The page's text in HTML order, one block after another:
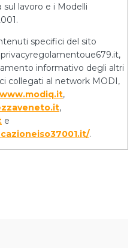
sul lavoro e i Modelli
specifici del sito
informativo degli altri
collegati al network MODI,
www.modiq.it,
,
e
.